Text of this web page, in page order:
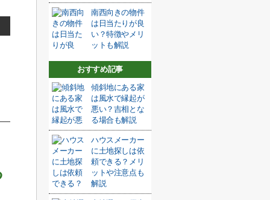
南西向きの物件
は日当たりが良
い？特徴やメリ
ットも解説
おすすめ記事
傾斜地にある家
は風水で縁起が
悪い？吉相とな
る場合も解説
ハウスメーカー
に土地探しは依
頼できる？メリ
ットや注意点も
解説